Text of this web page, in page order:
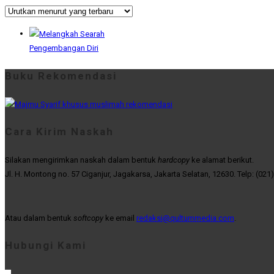
Pengembangan Diri
Buku Rekomendasi
Cara Kirim Naskah
Silakan mengirimkan naskah dalam bentuk hardcopy ke alamat berikut.
Jl. H. Montong no. 57 Ciganjur, Jagakarsa, Jakarta Selatan, 12630. Telp:
Atau dalam bentuk softcopy ke email redaksi@qultummedia.com
Hubungi Kami